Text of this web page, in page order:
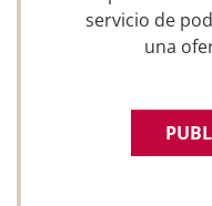
servicio de
una